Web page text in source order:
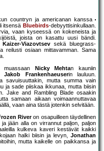
countryn ja americanan kanssa
itsensä Bluebirds-debyyttisinkullaan.
vaan kyseessä on kokeneista ja
joista on kasattu uusi bändi.
Kaizer-Viazovtsev sekä bluegrass-
reilusti osiaan mittavamman. Sama
muassaan Nicky Mehtan kauniin
Jakob Frankenhaeuserin lauluun.
savuisuuttakin, mutta summa vain
ja sade piiskaa ikkunaa, mutta biisin
Jake and Rambling Blade osaakin
samaan aikaan voimaannuttavaa
vaan aina tästä jotenkin selvitään.
Riveron osapuilleen täydellinen
jään alla on virrannut paljon, paljon
kulkeva kaveri kestävät kaikki
halki biisin ja levyn, Jonathan
mutta kaikelle on paikkansa ja